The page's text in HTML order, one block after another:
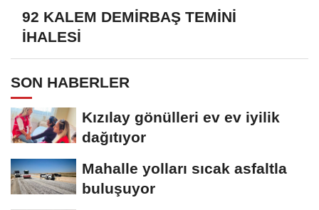
92 KALEM DEMİRBAŞ TEMİNİ
İHALESİ
SON HABERLER
Kızılay gönülleri ev ev iyilik
dağıtıyor
Mahalle yolları sıcak asfaltla
buluşuyor